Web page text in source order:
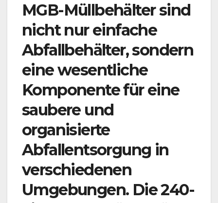
MGB-Müllbehälter sind
nicht nur einfache
Abfallbehälter, sondern
eine wesentliche
Komponente für eine
saubere und
organisierte
Abfallentsorgung in
verschiedenen
Umgebungen. Die 240-